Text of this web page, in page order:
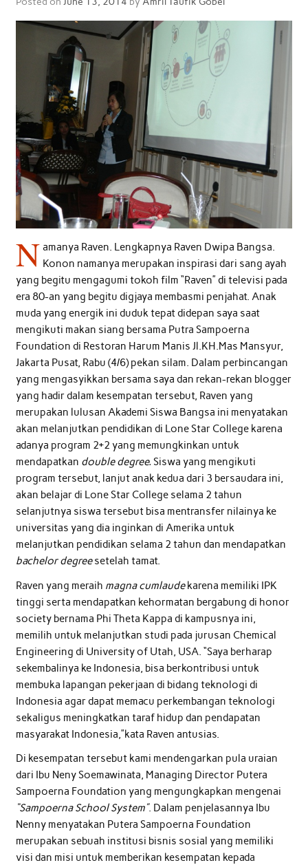
N amanya Raven. Lengkapnya Raven Dwipa Bangsa.
Konon namanya merupakan inspirasi dari sang ayah
yang begitu mengagumi tokoh film “Raven” di televisi pada
era 80-an yang begitu digjaya membasmi penjahat. Anak
muda yang energik ini duduk tepat didepan saya saat
mengikuti makan siang bersama Putra Sampoerna
Foundation di Restoran Harum Manis Jl.KH.Mas Mansyur,
Jakarta Pusat, Rabu (4/6) pekan silam. Dalam perbincangan
yang mengasyikkan bersama saya dan rekan-rekan blogger
yang hadir dalam kesempatan tersebut, Raven yang
merupakan lulusan Akademi Siswa Bangsa ini menyatakan
akan melanjutkan pendidikan di Lone Star College karena
adanya program 2+2 yang memungkinkan untuk
mendapatkan double degree.Siswa yang mengikuti
program tersebut, lanjut anak kedua dari 3 bersaudara ini,
akan belajar di Lone Star College selama 2 tahun
selanjutnya siswa tersebut bisa mentransfer nilainya ke
universitas yang dia inginkan di Amerika untuk
melanjutkan pendidikan selama 2 tahun dan mendapatkan
bachelor degreesetelah tamat.
Raven yang meraih magna cumlaudekarena memiliki IPK
tinggi serta mendapatkan kehormatan bergabung di honor
society bernama Phi Theta Kappa di kampusnya ini,
memilih untuk melanjutkan studi pada jurusan Chemical
Engineering di University of Utah, USA. “Saya berharap
sekembalinya ke Indonesia, bisa berkontribusi untuk
membuka lapangan pekerjaan di bidang teknologi di
Indonesia agar dapat memacu perkembangan teknologi
sekaligus meningkatkan taraf hidup dan pendapatan
masyarakat Indonesia,”kata Raven antusias.
Di kesempatan tersebut kami mendengarkan pula uraian
dari Ibu Neny Soemawinata, Managing Director Putera
Sampoerna Foundation yang mengungkapkan mengenai
“Sampoerna School System”. Dalam penjelasannya Ibu
Nenny menyatakan Putera Sampoerna Foundation
merupakan sebuah institusi bisnis sosial yang memiliki
visi dan misi untuk memberikan kesempatan kepada